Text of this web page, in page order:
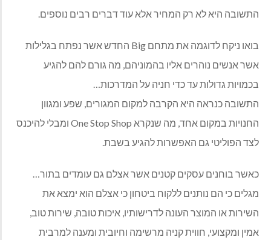
התשובה היא לא רק המחיר אלא עוד דברים רבים נוספים.
בואו ניקח לדוגמה את מתחם Big החדש אשר נפתח בגלילות
אשר אנשים נוהרים אליו בהמוניהם, מה גורם להם להגיע
בכמויות גדולות עד כדי חניה על המדרכות…
התשובה כנראה היא הקרבה למקום המגורים, שפע ומגוון
החנויות במקום אחד, מה שנקרא One Stop Shop ומבלי להיכנס
לצד הפוליטי גם האפשרות להגיע בשבת.
כאשר בוחנים עסקים קטנים אשר אצלם גם עומדים בתור…
מגלים כי הם נותנים ללקוח ביטחון כי אצלם הוא ימצא את
השירות או המוצר העונה לדרישותיו, איכות טובה, שירות טוב,
אמין ומקצועי, חווית קניה מרשימה וחיובית ומענה למרבית